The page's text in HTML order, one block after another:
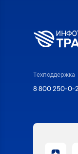
Техподдержка
8 800 250-0-